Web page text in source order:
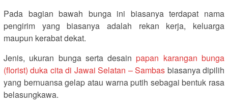
Pada bagian bawah bunga ini biasanya terdapat nama
pengirim yang biasanya adalah rekan kerja, keluarga
maupun kerabat dekat.
Jenis, ukuran bunga serta desainpapan karangan bunga
(florist) duka cita di Jawai Selatan – Sambas biasanya dipilih
yang bernuansa gelap atau warna putih sebagai bentuk rasa
belasungkawa.